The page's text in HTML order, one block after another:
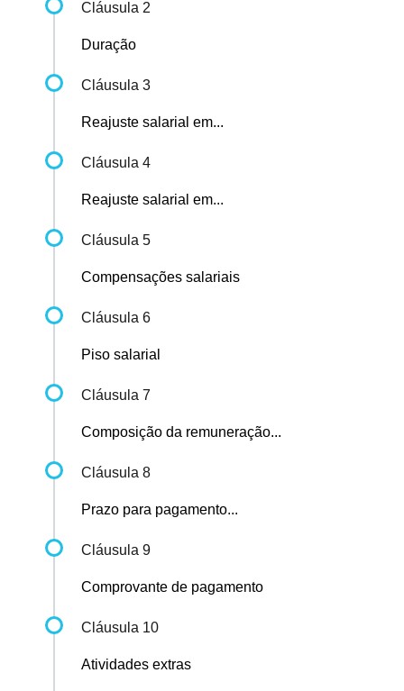
Cláusula 2
Duração
Cláusula 3
Reajuste salarial em...
Cláusula 4
Reajuste salarial em...
Cláusula 5
Compensações salariais
Cláusula 6
Piso salarial
Cláusula 7
Composição da remuneração...
Cláusula 8
Prazo para pagamento...
Cláusula 9
Comprovante de pagamento
Cláusula 10
Atividades extras